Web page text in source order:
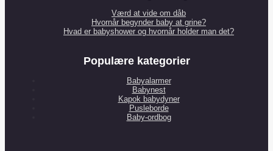
Værd at vide om dåb
Hvornår begynder baby at grine?
Hvad er babyshower og hvornår holder man det?
Populære kategorier
Babyalarmer
Babynest
Kapok babydyner
Pusleborde
Baby-ordbog